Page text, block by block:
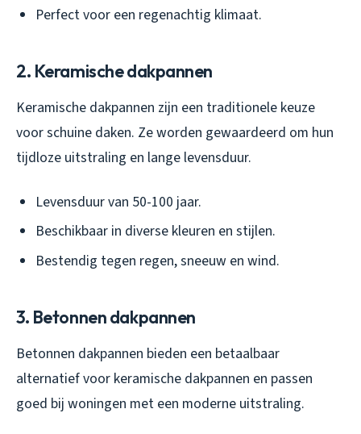
Perfect voor een regenachtig klimaat.
2. Keramische dakpannen
Keramische dakpannen zijn een traditionele keuze
voor schuine daken. Ze worden gewaardeerd om hun
tijdloze uitstraling en lange levensduur.
Levensduur van 50-100 jaar.
Beschikbaar in diverse kleuren en stijlen.
Bestendig tegen regen, sneeuw en wind.
3. Betonnen dakpannen
Betonnen dakpannen bieden een betaalbaar
alternatief voor keramische dakpannen en passen
goed bij woningen met een moderne uitstraling.